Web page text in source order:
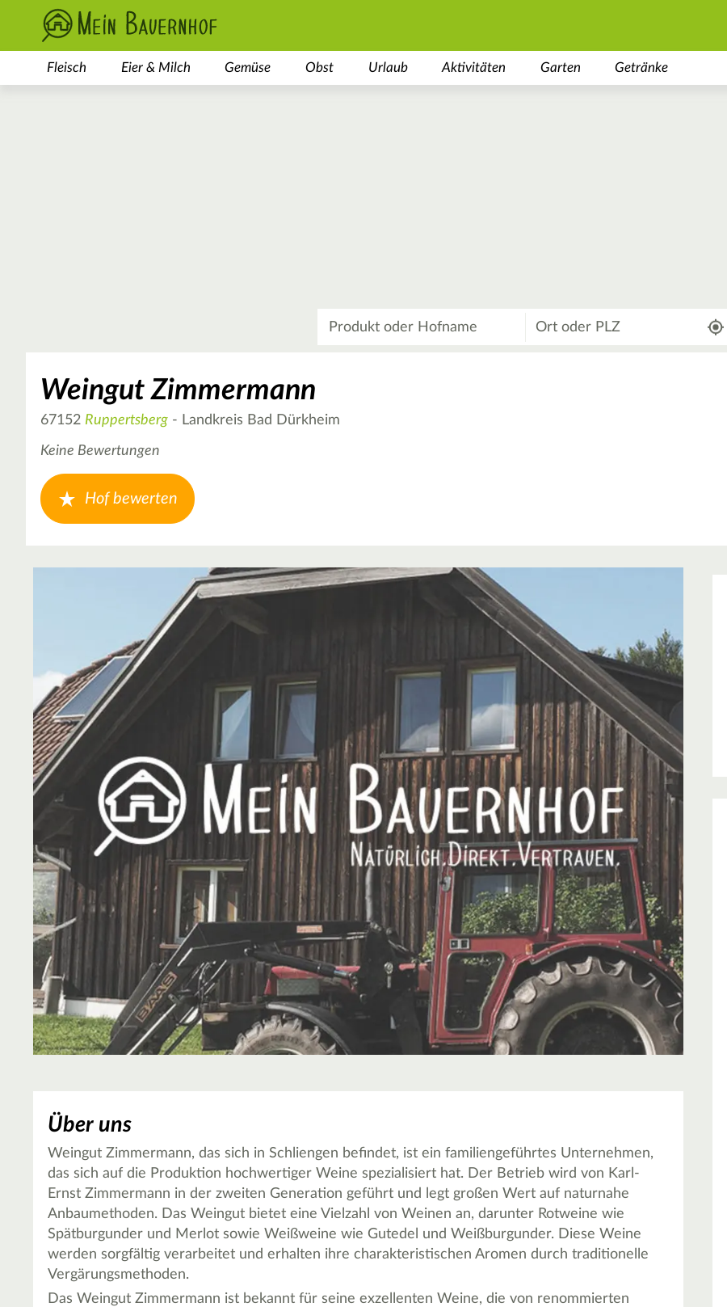
Fleisch Eier & Milch Gemüse Obst Urlaub Aktivitäten Garten Getränke
Weingut Zimmermann
67152 Ruppertsberg - Landkreis Bad Dürkheim
Keine Bewertungen
Hof bewerten
Über uns
Weingut Zimmermann, das sich in Schliengen befindet, ist ein familiengeführtes Unternehmen,
das sich auf die Produktion hochwertiger Weine spezialisiert hat. Der Betrieb wird von Karl-
Ernst Zimmermann in der zweiten Generation geführt und legt großen Wert auf naturnahe
Anbaumethoden. Das Weingut bietet eine Vielzahl von Weinen an, darunter Rotweine wie
Spätburgunder und Merlot sowie Weißweine wie Gutedel und Weißburgunder. Diese Weine
werden sorgfältig verarbeitet und erhalten ihre charakteristischen Aromen durch traditionelle
Vergärungsmethoden.
Das Weingut Zimmermann ist bekannt für seine exzellenten Weine, die von renommierten